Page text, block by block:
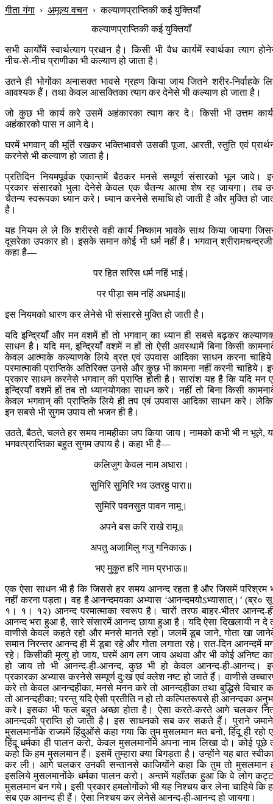
गीता गंगा › अमूल्य वचन›कल्याणप्राप्तिकी कई युक्तियाँ
कल्याणप्राप्तिकी कई युक्तियाँ
सभी कार्योंमें स्वार्थत्याग प्रधान है। किसी भी वैध कार्यमें स्वार्थका त्याग
नीच-से-नीच प्राणीका भी कल्याण हो जाता है।
उतने ही भोगोंका अनासक्त भावसे ग्रहण किया जाय जितने शरीर-निर्वाहके
आवश्यक हैं। तथा केवल आसक्तिका त्याग कर देनेसे भी कल्याण हो जाता है।
जो कुछ भी कार्य करे उसमें अहंकारका त्याग कर दे। किसी भी उत्तम
अहंकारको पास न आने दे।
घरमें भगवान् की मूर्ति रखकर भक्तिभावसे उसकी पूजा, आरती, स्तुति एवं
करनेसे भी कल्याण हो जाता है।
प्रतिदिन नियमपूर्वक एकान्तमें बैठकर मनसे सम्पूर्ण संसारको भूल जावे।
प्रकार संसारको भुला देनेसे केवल एक चैतन्य आत्मा शेष रह जायगा। तब
चैतन्य स्वरूपका ध्यान करे। ध्यान करनेसे समाधि हो जाती है और मुक्ति हो
है।
यह नियम ले ले कि शरीरसे वही कार्य निष्काम भावके साथ किया जायगा
दूसरेका उपकार हो। इसके समान कोई भी धर्म नहीं है। भगवान्
कहा है—
पर हित सरिस धर्म नहिं भाई।
पर पीड़ा सम नहिं अधमाई॥
इस नियमको धारण कर लेनेसे भी संसारसे मुक्ति हो जाती है।
यदि इन्द्रियाँ और मन वशमें हों तो भगवान् का ध्यान ही सबसे बढ़कर
साधन है। यदि मन, इन्द्रियाँ वशमें न हों तो ऐसी अवस्थामें बिना किसी
केवल आत्माके कल्याणके लिये व्रत एवं उपवास आदिका साधन करना
परमात्माकी प्राप्तिके अतिरिक्त उनसे और कुछ भी कामना नहीं करनी चाहिये।
प्रकार साधन करनेसे भगवान् की प्राप्ति होती है। सारांश यह है कि यदि मन
इन्द्रियाँ वशमें हों तब तो ध्यानयोगका साधन करे। नहीं तो बिना किसी
केवल भगवान् की प्राप्तिके लिये ही तप एवं उपवास आदिका साधन करे।
इन सबसे भी सुगम उपाय तो भजन ही है।
उठते, बैठते, चलते हर समय नामहीका जप किया जाय। नामको कभी भी न भूले,
भगवत्प्राप्तिका बहुत सुगम उपाय है। कहा भी है—
कलिजुग केवल नाम अधारा।
सुमिरि सुमिरि भव उतरहु पारा॥
सुमिरि पवनसुत पावन नामू।
अपने बस करि राखे रामू॥
अपतु अजामिलु गजु गनिकाऊ।
भए मुकुत हरि नाम प्रभाऊ॥
एक ऐसा साधन भी है कि जिससे हर समय आनन्द रहता है और जिसमें परिश्रम
नहीं करना पड़ता। वह है आनन्दमयका अभ्यास ‘आनन्दमयोऽभ्यासात्।’ (ब्र०
१। १। १२) आनन्द परमात्माका स्वरूप है। चारों तरफ बाहर-भीतर आनन्द-
आनन्द भरा हुआ है, सारे संसारमें आनन्द छाया हुआ है। यदि ऐसा दिखलायी न दे
वाणीसे केवल कहते रहो और मनसे मानते रहो। जलमें डूब जाने, गोता खा
समान निरन्तर आनन्द ही में डूबा रहे और गोता लगाता रहे। रात-दिन आनन्दमें
रहे। किसीकी मृत्यु हो जाय, घरमें आग लग जाय अथवा और भी कोई अनिष्ट
हो जाय तो भी आनन्द-ही-आनन्द, कुछ भी हो केवल आनन्द-ही-आनन्द।
प्रकारका अभ्यास करनेसे सम्पूर्ण दु:ख एवं क्लेश नष्ट हो जाते हैं। वाणीसे
करे तो केवल आनन्दहीका, मनसे मनन करे तो आनन्दहीका तथा बुद्धिसे विचार
तो आनन्दहीका; परन्तु यदि ऐसी प्रतीति न हो तो कल्पितरूपसे ही आनन्दका
करे। इसका भी फल बहुत अच्छा होता है। ऐसा करते-करते आगे चलकर
आनन्दकी प्राप्ति हो जाती है। इस साधनको सब कर सकते हैं। पुराने
मुसलमानोंके राज्यमें हिंदुओंसे कहा गया कि तुम मुसलमान मत बनो, हिंदू ही रहो
हिंदू धर्मका ही पालन करो, केवल मुसलमानोंमें अपना नाम लिखा दो। कोई पूछे
कहो कि हम मुसलमान हैं। इसमें तुम्हारा क्या बिगड़ता है। उन्होंने यह बात
कर ली। आगे चलकर उनकी सन्तानसे काजियोंने कहा कि तुम तो मुसलमान
इसलिये मुसलमानोंके धर्मका पालन करो। अन्तमें यहाँतक हुआ कि वे लोग
मुसलमान बन गये। इसी प्रकार हमलोगोंको भी यह निश्चय कर लेना चाहिये कि
सब एक आनन्द ही हैं। ऐसा निश्चय कर लेनेसे आनन्द-ही-आनन्द हो जायगा।